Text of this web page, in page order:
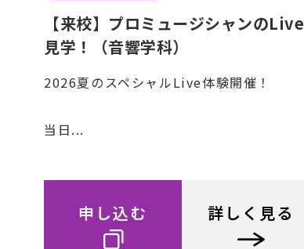
【来校】プロミュージシャンのLive
見学！（音響学科）
2026夏のスペシャルLive体験開催！
当日...
申し込む 詳しく見る